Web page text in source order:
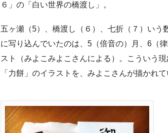
６」の「白い世界の橋渡し」。
五ヶ瀬（5）、橋渡し（６）、七折（７）いう
に写り込んでいたのは、5（倍音の）月、6（
スト（みよこみよこさんによる）。こういう
「力餅」のイラストを、みよこさんが描かれ